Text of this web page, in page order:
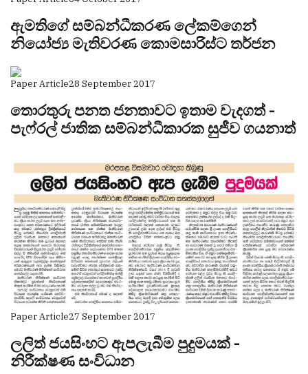
ඇමතිගේ සම්බන්ධීකරණ ලේකම්ගෙන්
නියෝජ්‍ය මැතිවරණ කොමසාරිස්ට තර්ජන
Paper Article28 September 2017
තොරතුරු පනත ජනතාවට ඉතාම වැදගත් -
පැෆ්රල් ජාතික සම්බන්ධීකාරක සුජීව ගයනාත්
Paper Article27 September 2017
ලලිත් ජයසිංහට ඇපලැබීම පුදුමයක් -
නිරීක්ෂණ සංවිධාන